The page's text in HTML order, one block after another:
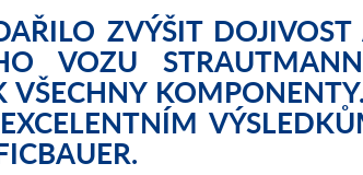
ZVÝŠIT
VOZU